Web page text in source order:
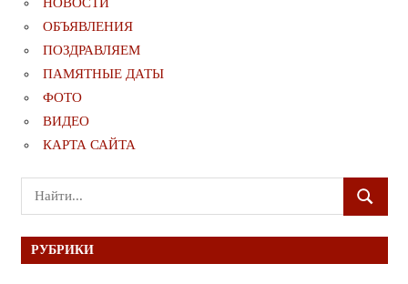
НОВОСТИ
ОБЪЯВЛЕНИЯ
ПОЗДРАВЛЯЕМ
ПАМЯТНЫЕ ДАТЫ
ФОТО
ВИДЕО
КАРТА САЙТА
Поиск
для:
ПОИСК
РУБРИКИ